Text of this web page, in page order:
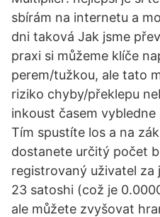
sbírám na internetu a
dni taková Jak jsme
praxi si můžeme klíče
perem/tužkou, ale tato
riziko chyby/překlepu
inkoust časem
Tím spustíte los a na
dostanete určitý počet
registrovaný uživatel za
23 satoshi (což je
ale můžete zvyšovat